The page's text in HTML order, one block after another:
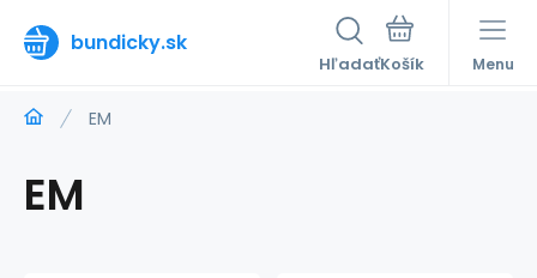
bundicky.sk
Hľadať Menu
EM
EM